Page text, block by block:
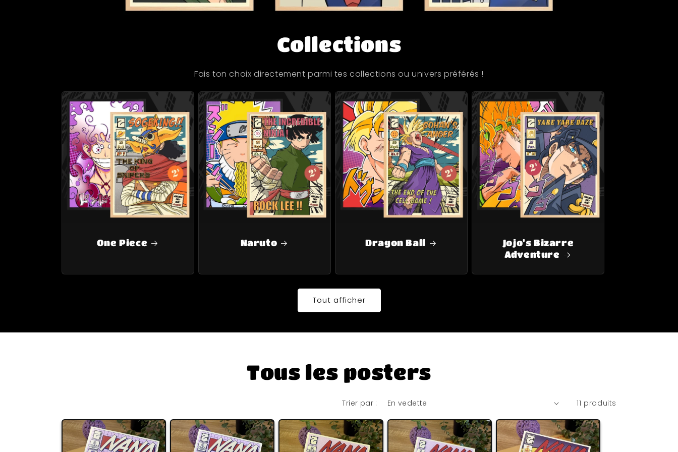
Collections
Fais ton choix directement parmi tes collections ou univers préférés !
One Piece Naruto Dragon Ball
Jojo's Bizarre
Adventure
Tout afficher
Tous les posters
Trier par : 11 produits